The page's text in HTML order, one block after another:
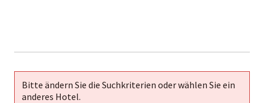
01-02
Bitte ändern Sie die Suchkriterien oder wählen Sie ein
anderes Hotel.